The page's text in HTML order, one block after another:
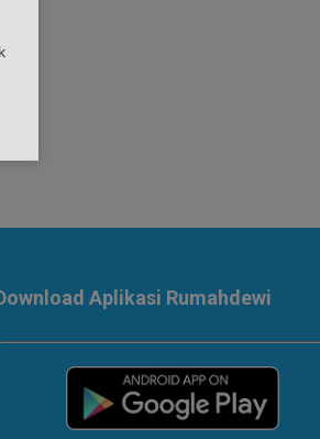
Aplikasi Rumahdewi